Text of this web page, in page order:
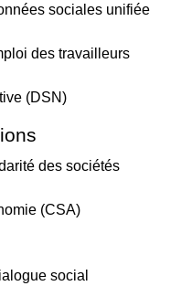
sociales unifiée
des travailleurs
(DSN)
des sociétés
(CSA)
social